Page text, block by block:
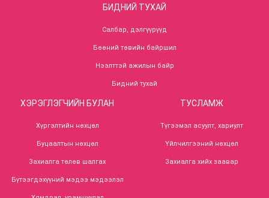
БИДНИЙ ТУХАЙ
Салбар, дэлгүүрүүд
Бөөний төвийн байршил
Нээлттэй ажилын байр
Бидний тухай
ХЭРЭГЛЭГЧИЙН БУЛАН
Хүргэлтийн нөхцөл
Буцаалтын нөхцөл
Захиалга төлөв шалгах
Бүтээгдэхүүний мэдээ мэдээлэл
ТУСЛАМЖ
Түгээмэл асуулт, хариулт
Үйлчилгээний нөхцөл
Захиалга хийх заавар